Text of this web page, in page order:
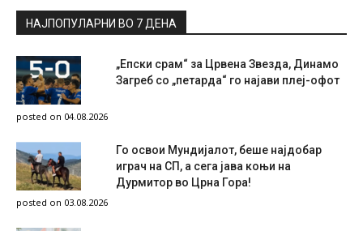
НАЈПОПУЛАРНИ ВО 7 ДЕНА
„Епски срам“ за Црвена Звезда, Динамо
Загреб со „петарда“ го најави плеј-офот
posted on 04.08.2026
Го освои Мундијалот, беше најдобар
играч на СП, а сега јава коњи на
Дурмитор во Црна Гора!
posted on 03.08.2026